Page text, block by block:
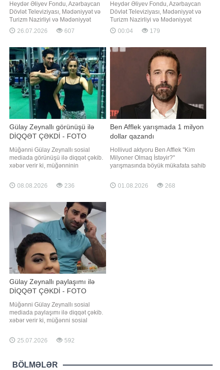
Heydər Əliyev Fondu, Azərbaycan
Dövlət Televiziyası, Mədəniyyət və
Turizm Nazirliyi və Mədəniyyət
Fondunun birgə təşkil etdiyi VI
Muğam Müsabiqəsinin qalibi - Qran
Əhmədli sosial mediada paylaşımı
ilə diqqət çəkib. xəbər verir ki,
Almaxanım sosial mediada yeni
görüntülərin
26.07.2026 607
Heydər Əliyev Fondu, Azərbaycan
Dövlət Televiziyası, Mədəniyyət və
Turizm Nazirliyi və Mədəniyyət
Fondunun birgə təşkil etdiyi VI
Muğam Müsabiqəsinin qalibi - Qran
Əhmədli sosial mediada paylaşım
edib. xəbər verir ki, Almaxanım
instaqramda yeni fotolarını
00:04 179
Gülay Zeynallı görünüşü ilə
DİQQƏT ÇƏKDİ - FOTO
Müğənni Gülay Zeynallı sosial
mediada görünüşü ilə diqqət çəkib.
xəbər verir ki, müğənninin
görüntüsünü paylaşıb. Paylaşımda
Gülay gözəlliyi və təbii görünüşü ilə
fotonu təqdim edirik:
08.08.2026 236
Ben Afflek yarışmada 1 milyon
dollar qazandı
Hollivud aktyoru Ben Afflek "Kim
Milyoner Olmaq İstəyir?"
yarışmasında böyük mükafata sahib
yaşlı aktyor ABŞ-də yayımlanan və
aparıcılığını Cimmi Kimmelin etdiyi
01.08.2026 268
Gülay Zeynallı paylaşımı ilə
DİQQƏT ÇƏKDİ - FOTO
Müğənni Gülay Zeynallı sosial
mediada paylaşımı ilə diqqət çəkib.
xəbər verir ki, müğənni sosial
paylaşıb. Görüntülərdə Gülay
görünüşü ilə diqqət çəkib. Onun
Həmin fotoları təqdim edirik:
25.07.2026 592
BÖLMƏLƏR